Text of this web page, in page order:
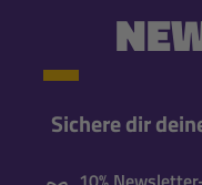
Sichere dir